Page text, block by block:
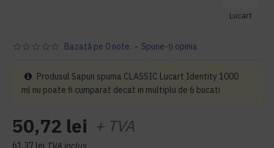
Lucart
Bazată pe 0 note. - Spune-ţi opinia
50,72 lei + TVA
61,37 lei TVA inclus
Produsul Sapun spuma CLASSIC Lucart Identity 1000
ml nu poate fi cumparat decat in multiplu de 6 bucati